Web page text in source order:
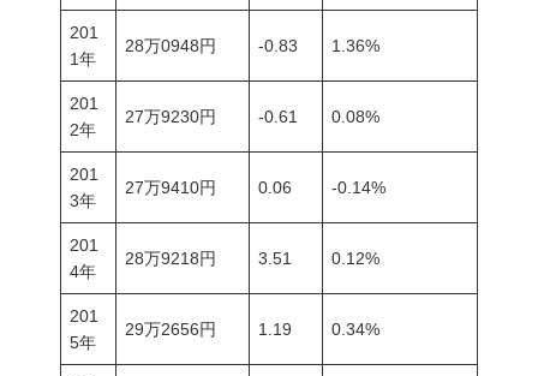
201
1年
28万0948円 -0.83 1.36%
201
2年
27万9230円 -0.61 0.08%
201
3年
27万9410円 0.06 -0.14%
201
4年
28万9218円 3.51 0.12%
201
5年
29万2656円 1.19 0.34%